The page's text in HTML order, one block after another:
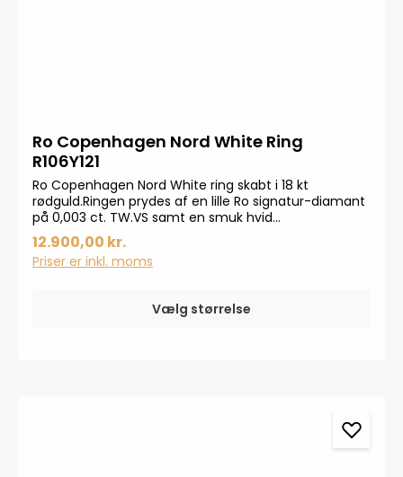
Ro Copenhagen Nord White Ring
R106Y121
Ro Copenhagen Nord White ring skabt i 18 kt
rødguld.Ringen prydes af en lille Ro signatur-diamant
på 0,003 ct. TW.VS samt en smuk hvid
topas.Mål:Fatningen måler 9 x 5,40 mm. Højde: 5,3
mm Ring profil Ø 1,5 mm
12.900,00 kr.
Priser er inkl. moms
Vælg størrelse